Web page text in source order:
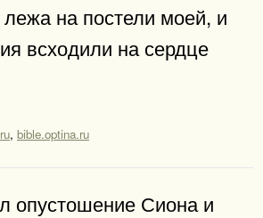
на постели моей, и
всходили на сердце
, bible.optina.ru
опустошение Сиона и